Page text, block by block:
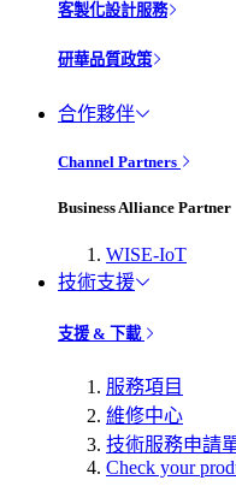
客製化設計服務
研華品質政策
合作夥伴
Channel Partners
Business Alliance Partner
WISE-IoT
技術支援
支援 & 下載
服務項目
維修中心
技術服務申請
Check your